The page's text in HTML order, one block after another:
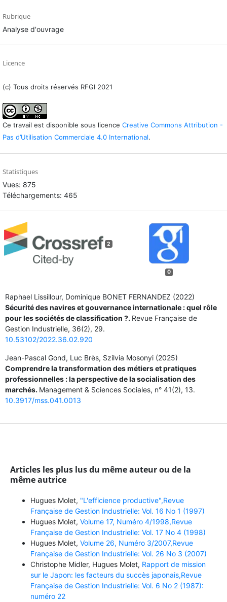
Rubrique
Analyse d'ouvrage
Licence
(c) Tous droits réservés RFGI 2021
Ce travail est disponible sous licence Creative Commons Attribution -
Pas d’Utilisation Commerciale 4.0 International.
Statistiques
Vues: 875
Téléchargements: 465
2
0
Raphael Lissillour, Dominique BONET FERNANDEZ (2022)
Sécurité des navires et gouvernance internationale : quel rôle
pour les sociétés de classification ?. Revue Française de
Gestion Industrielle, 36(2), 29.
10.53102/2022.36.02.920
Jean-Pascal Gond, Luc Brès, Szilvia Mosonyi (2025)
Comprendre la transformation des métiers et pratiques
professionnelles : la perspective de la socialisation des
marchés. Management & Sciences Sociales, n° 41(2), 13.
10.3917/mss.041.0013
Articles les plus lus du même auteur ou de la
même autrice
Hugues Molet, "L'efficience productive",Revue
Française de Gestion Industrielle: Vol. 16 No 1 (1997)
Hugues Molet, Volume 17, Numéro 4/1998,Revue
Française de Gestion Industrielle: Vol. 17 No 4 (1998)
Hugues Molet, Volume 26, Numéro 3/2007,Revue
Française de Gestion Industrielle: Vol. 26 No 3 (2007)
Christophe Midler, Hugues Molet, Rapport de mission
sur le Japon: les facteurs du succès japonais,Revue
Française de Gestion Industrielle: Vol. 6 No 2 (1987):
numéro 22